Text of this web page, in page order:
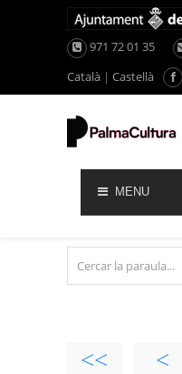
971 72 01 35
Català | Castellà
MENU
<< <